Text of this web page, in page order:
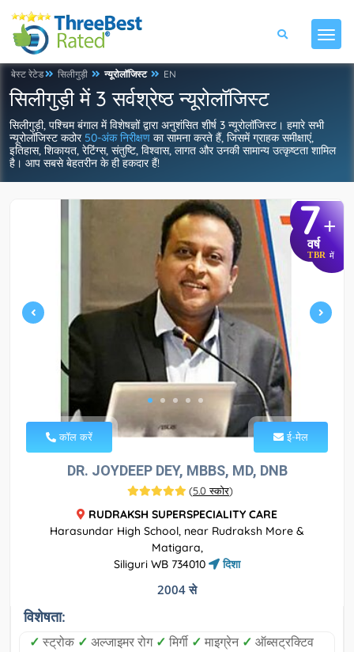
बेस्ट रेटेड सिलीगुड़ी न्यूरोलॉजिस्ट EN
सिलीगुड़ी में 3 सर्वश्रेष्ठ न्यूरोलॉजिस्ट
सिलीगुड़ी, पश्चिम बंगाल में विशेषज्ञों द्वारा अनुशंसित शीर्ष 3 न्यूरोलॉजिस्ट। हमारे सभी
न्यूरोलॉजिस्ट कठोर 50-अंक निरीक्षण का सामना करते हैं, जिसमें ग्राहक समीक्षाएं,
इतिहास, शिकायत, रेटिंग्स, संतुष्टि, विश्वास, लागत और उनकी सामान्य उत्कृष्टता शामिल
है। आप सबसे बेहतरीन के ही हकदार हैं!
7+
वर्ष
TBR में
कॉल करें ई-मेल
DR. JOYDEEP DEY, MBBS, MD, DNB
(5.0 स्कोर)
RUDRAKSH SUPERSPECIALITY CARE
Harasundar High School, near Rudraksh More &
Matigara,
Siliguri WB 734010
दिशा
2004 से
विशेषता:
✓ स्ट्रोक ✓ अल्जाइमर रोग ✓ मिर्गी ✓ माइग्रेन ✓ ऑब्सट्रक्टिव